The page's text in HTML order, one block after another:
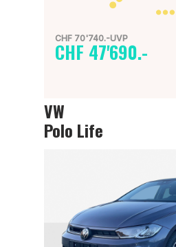
CHF 70'740.-UVP
CHF 47'690.-
VW
Polo Life